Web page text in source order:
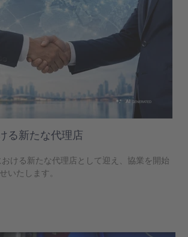
る新たな代理店
ける新たな代理店として迎え、協業を開始
いたします。